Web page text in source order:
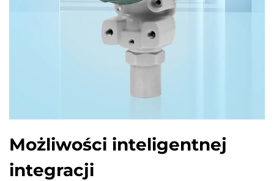
Możliwości inteligentnej
integracji